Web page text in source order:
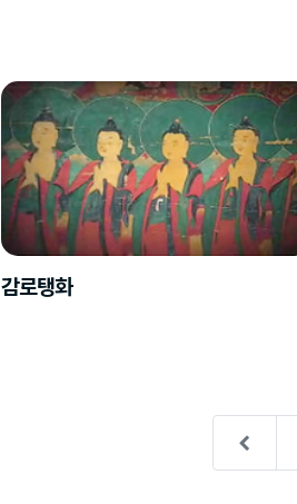
감로탱화